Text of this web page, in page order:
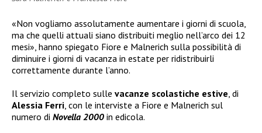
«Non vogliamo assolutamente aumentare i giorni di scuola,
ma che quelli attuali siano distribuiti meglio nell’arco dei 12
mesi», hanno spiegato Fiore e Malnerich sulla possibilità di
diminuire i giorni di vacanza in estate per ridistribuirli
correttamente durante l’anno.
Il servizio completo sulle vacanze scolastiche estive , di
Alessia Ferri , con le interviste a Fiore e Malnerich sul
numero di Novella 2000 in edicola.